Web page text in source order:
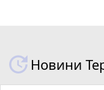
Новини